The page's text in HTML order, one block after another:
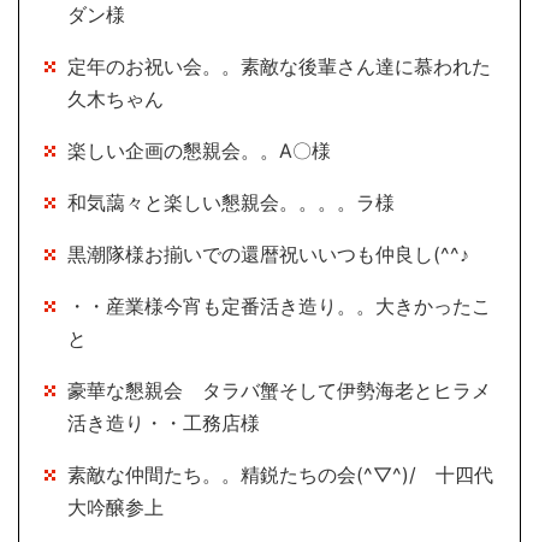
ダン様
定年のお祝い会。。素敵な後輩さん達に慕われた
久木ちゃん
楽しい企画の懇親会。。A〇様
和気藹々と楽しい懇親会。。。。ラ様
黒潮隊様お揃いでの還暦祝いいつも仲良し(^^♪
・・産業様今宵も定番活き造り。。大きかったこ
と
豪華な懇親会 タラバ蟹そして伊勢海老とヒラメ
活き造り・・工務店様
素敵な仲間たち。。精鋭たちの会(^▽^)/ 十四代
大吟醸参上